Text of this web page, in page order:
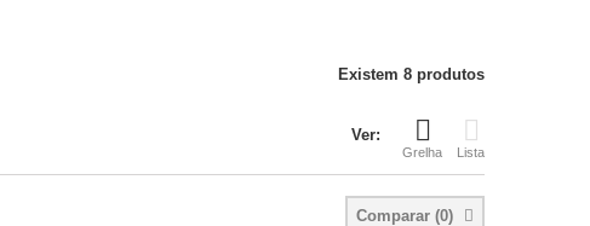
Existem 8 produtos
Ver:
Grelha Lista
Comparar (0)